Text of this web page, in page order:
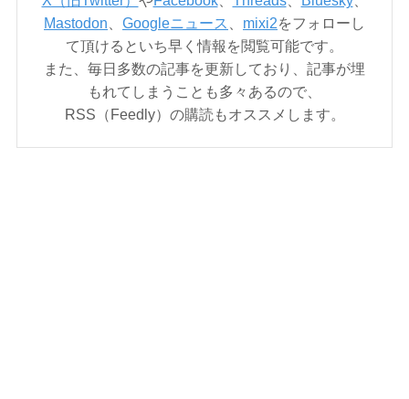
Mastodon
Googleニュース mixi2をフォローし
て頂けるといち早く情報を閲覧可能です。
また、毎日多数の記事を更新しており、記事が埋
もれてしまうことも多々あるので、
RSS（Feedly）の購読もオススメします。